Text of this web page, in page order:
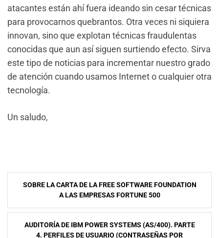
atacantes están ahí fuera ideando sin cesar técnicas
para provocarnos quebrantos. Otra veces ni siquiera
innovan, sino que explotan técnicas fraudulentas
conocidas que aun así siguen surtiendo efecto. Sirva
este tipo de noticias para incrementar nuestro grado
de atención cuando usamos Internet o cualquier otra
tecnología.
Un saludo,
NavegaciÃ³n
entradas
SOBRE LA CARTA DE LA FREE SOFTWARE FOUNDATION
A LAS EMPRESAS FORTUNE 500
AUDITORÍA DE IBM POWER SYSTEMS (AS/400). PARTE
4. PERFILES DE USUARIO (CONTRASEÑAS POR